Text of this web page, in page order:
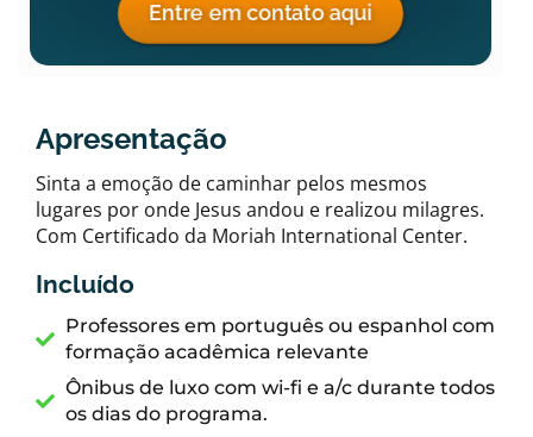
Apresentação
Sinta a emoção de caminhar pelos mesmos
lugares por onde Jesus andou e realizou milagres.
Com Certificado da Moriah International Center.
Incluído
Professores em português ou espanhol com
formação acadêmica relevante
Ônibus de luxo com wi-fi e a/c durante todos
os dias do programa.
Entre em contato aqui